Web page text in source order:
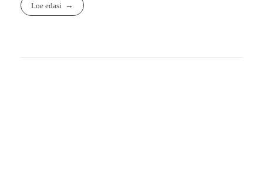
Loe edasi